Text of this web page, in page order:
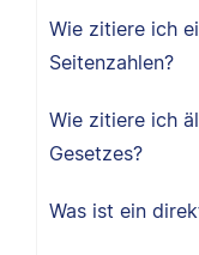
Wie zitiere ich
Seitenzahlen?
Wie zitiere ich
Gesetzes?
Was ist ein